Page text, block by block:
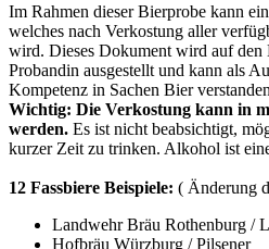
Im Rahmen dieser Bierprobe kann
welches nach Verkostung aller
wird. Dieses Dokument wird auf den
Probandin ausgestellt und kann als
Kompetenz in Sachen Bier
Wichtig: Die Verkostung kann in
werden. Es ist nicht beabsichtigt,
kurzer Zeit zu trinken. Alkohol ist
12 Fassbiere Beispiele: ( Änderung
Landwehr Bräu Rothenburg /
Hofbräu Würzburg / Pilsener